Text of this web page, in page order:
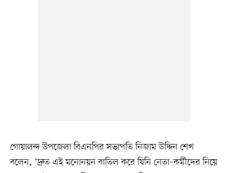
গোয়ালন্দ উপজেলা বিএনপির সভাপতি নিজাম উদ্দিন শেখ
বলেন, ‘দ্রুত এই মনোনয়ন বাতিল করে যিনি নেতা–কর্মীদের নিয়ে